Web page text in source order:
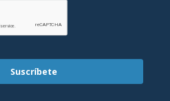
Suscríbete